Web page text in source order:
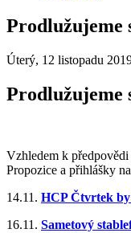
Prodlužujeme
Úterý, 12 listopadu
Prodlužujeme
Vzhledem k předpovědi
Propozice a přihlášky
14.11. HCP Čtvrtek
16.11. Sametový